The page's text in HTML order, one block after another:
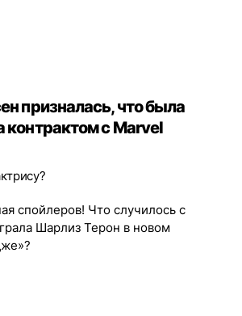
призналась, что была
контрактом с Marvel